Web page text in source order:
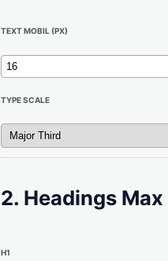
TEXT MOBIL (PX)
TYPE SCALE
2. Headings
H1